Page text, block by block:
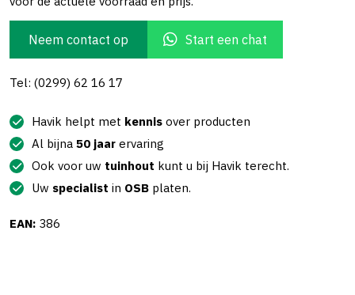
Neem contact op Start een chat
Tel: (0299) 62 16 17
Havik helpt met kennis over producten
Al bijna 50 jaar ervaring
Ook voor uw tuinhout kunt u bij Havik terecht.
Uw specialist in OSB platen.
EAN: 386